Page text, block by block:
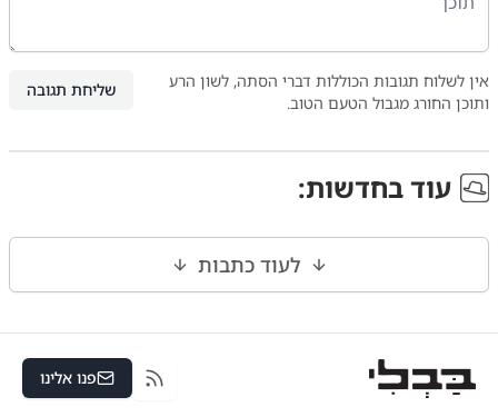
אין לשלוח תגובות הכוללות דברי הסתה, לשון הרע
ותוכן החורג מגבול הטעם הטוב.
שליחת תגובה
עוד בחדשות:
לעוד כתבות
RSS פנו אלינו